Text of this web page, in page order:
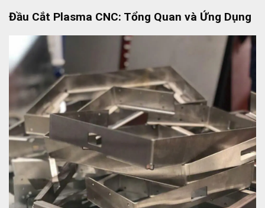
Đầu Cắt Plasma CNC: Tổng Quan và Ứng Dụng